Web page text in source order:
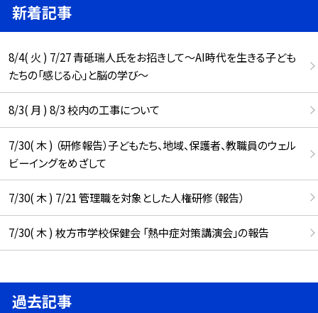
新着記事
8/4( 火 ) 7/27 青砥瑞人氏をお招きして〜AI時代を生きる子ども
たちの「感じる心」と脳の学び〜
8/3( 月 ) 8/3 校内の工事について
7/30( 木 ) （研修報告）子どもたち、地域、保護者、教職員のウェル
ビーイングをめざして
7/30( 木 ) 7/21 管理職を対象とした人権研修（報告）
7/30( 木 ) 枚方市学校保健会 「熱中症対策講演会」の報告
過去記事